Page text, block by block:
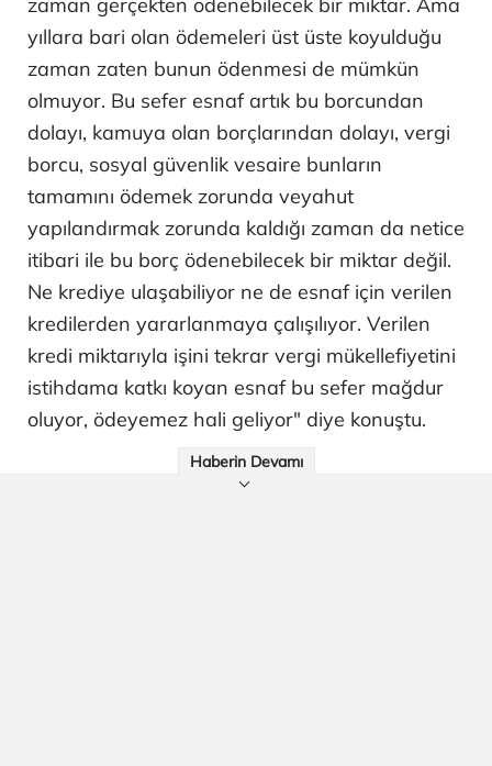
zaman gerçekten ödenebilecek bir miktar. Ama
yıllara bari olan ödemeleri üst üste koyulduğu
zaman zaten bunun ödenmesi de mümkün
olmuyor. Bu sefer esnaf artık bu borcundan
dolayı, kamuya olan borçlarından dolayı, vergi
borcu, sosyal güvenlik vesaire bunların
tamamını ödemek zorunda veyahut
yapılandırmak zorunda kaldığı zaman da netice
itibari ile bu borç ödenebilecek bir miktar değil.
Ne krediye ulaşabiliyor ne de esnaf için verilen
kredilerden yararlanmaya çalışılıyor. Verilen
kredi miktarıyla işini tekrar vergi mükellefiyetini
istihdama katkı koyan esnaf bu sefer mağdur
oluyor, ödeyemez hali geliyor" diye konuştu.
Haberin Devamı